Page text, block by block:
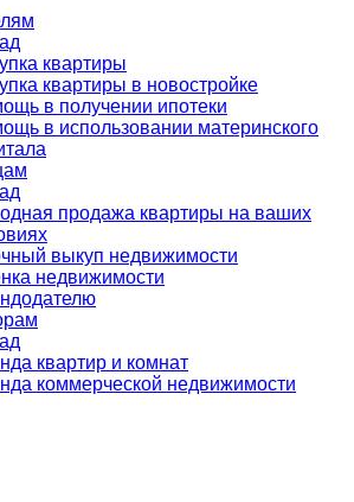
квартиры
квартиры в новостройке
в получении ипотеки
в использовании материнского
продажа квартиры на ваших
выкуп недвижимости
недвижимости
квартир и комнат
коммерческой недвижимости